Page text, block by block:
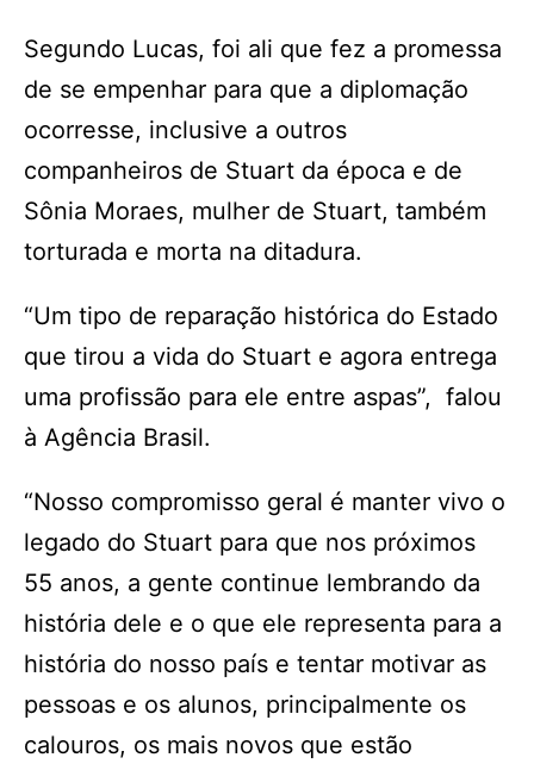
Segundo Lucas, foi ali que fez a promessa
de se empenhar para que a diplomação
ocorresse, inclusive a outros
companheiros de Stuart da época e de
Sônia Moraes, mulher de Stuart, também
torturada e morta na ditadura.
“Um tipo de reparação histórica do Estado
que tirou a vida do Stuart e agora entrega
uma profissão para ele entre aspas”, falou
à Agência Brasil.
“Nosso compromisso geral é manter vivo o
legado do Stuart para que nos próximos
55 anos, a gente continue lembrando da
história dele e o que ele representa para a
história do nosso país e tentar motivar as
pessoas e os alunos, principalmente os
calouros, os mais novos que estão